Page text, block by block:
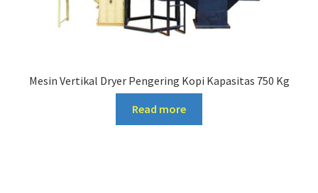
Mesin Vertikal Dryer Pengering Kopi Kapasitas 750 Kg
Read more